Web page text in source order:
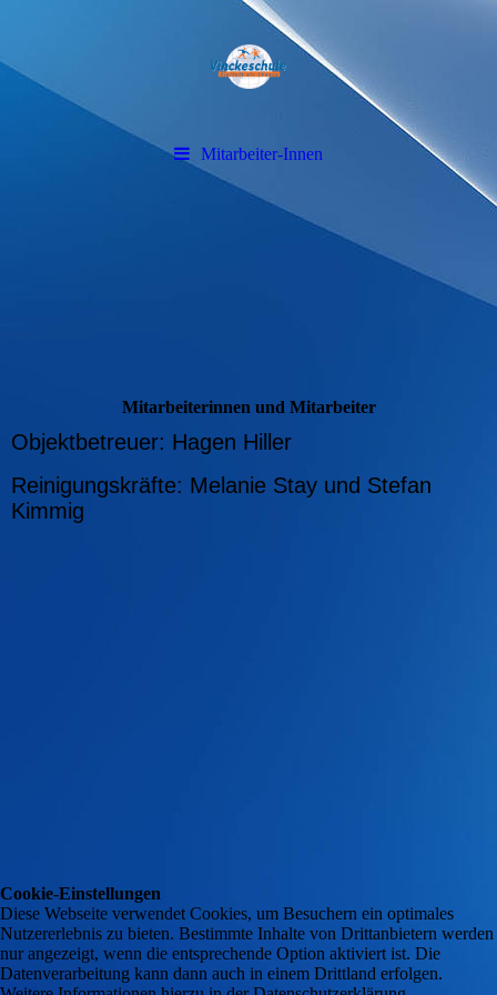
Mitarbeiter-Innen
Mitarbeiterinnen und Mitarbeiter
Objektbetreuer: Hagen Hiller
Reinigungskräfte: Melanie Stay und Stefan
Kimmig
Cookie-Einstellungen
Diese Webseite verwendet Cookies, um Besuchern ein optimales
Nutzererlebnis zu bieten. Bestimmte Inhalte von Drittanbietern werden
nur angezeigt, wenn die entsprechende Option aktiviert ist. Die
Datenverarbeitung kann dann auch in einem Drittland erfolgen.